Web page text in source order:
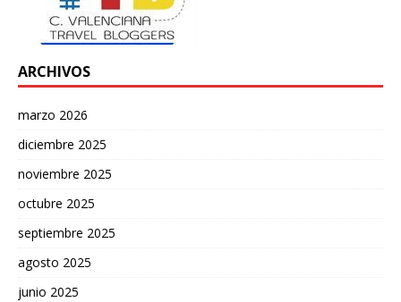
ARCHIVOS
marzo 2026
diciembre 2025
noviembre 2025
octubre 2025
septiembre 2025
agosto 2025
junio 2025